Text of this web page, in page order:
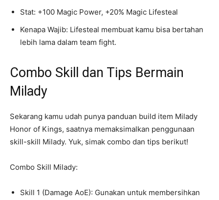
Stat: +100 Magic Power, +20% Magic Lifesteal
Kenapa Wajib: Lifesteal membuat kamu bisa bertahan
lebih lama dalam team fight.
Combo Skill dan Tips Bermain
Milady
Sekarang kamu udah punya panduan build item Milady
Honor of Kings, saatnya memaksimalkan penggunaan
skill-skill Milady. Yuk, simak combo dan tips berikut!
Combo Skill Milady:
Skill 1 (Damage AoE): Gunakan untuk membersihkan